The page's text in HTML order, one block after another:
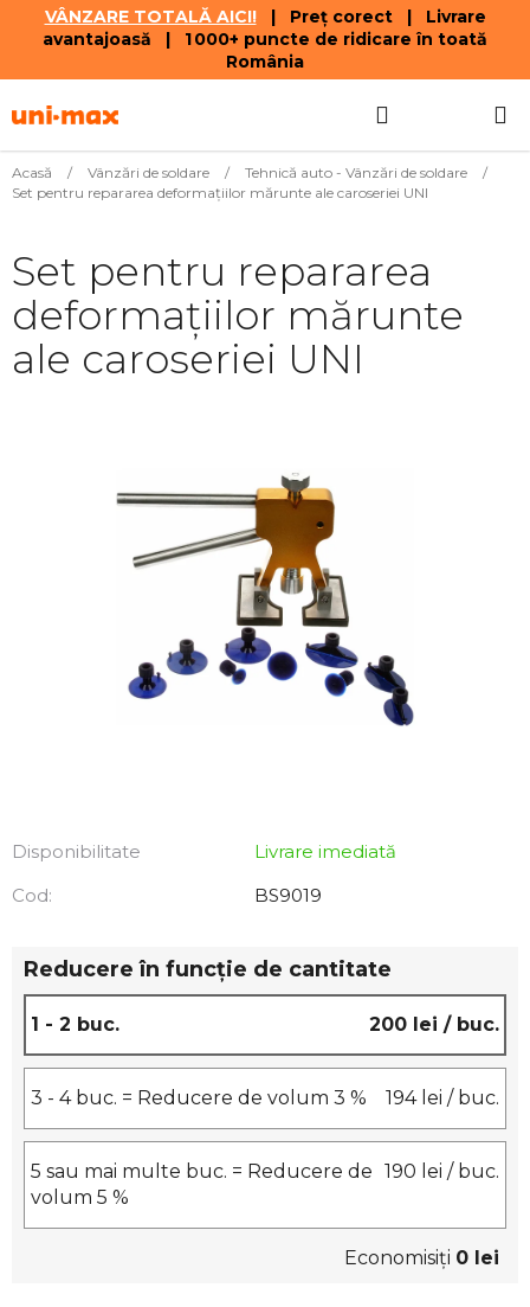
VÂNZARE TOTALĂ AICI!| Preț corect | Livrare
avantajoasă | 1 000+ puncte de ridicare în toată
România
la
DE
Acasă / Vânzări de soldare / Tehnică auto - Vânzări de soldare
/
Set pentru repararea deformațiilor mărunte ale caroseriei UNI
Disponibilitate
Livrare imediată
Cod:
BS9019
Reducere în funcţie de cantitate
1 - 2 buc. 200 lei / buc.
3 - 4 buc. = Reducere de volum 3 % 194 lei / buc.
5 sau mai multe buc. = Reducere de
volum 5 %
190 lei / buc.
Economisiţi 0 lei
Set pentru repararea
deformațiilor mărunte
ale caroseriei UNI